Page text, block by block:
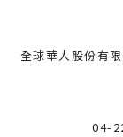
全球華人股份有
04-